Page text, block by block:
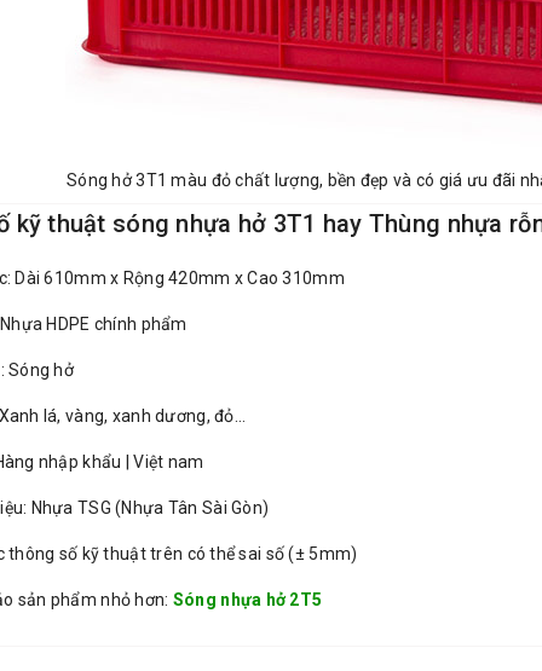
Sóng hở 3T1 màu đỏ chất lượng, bền đẹp và có giá ưu đãi
kỹ thuật sóng nhựa hở 3T1 hay Thùng nhựa
Dài 610mm x Rộng 420mm x Cao 310mm
HDPE chính phẩm
Sóng hở
lá, vàng, xanh dương, đỏ…
nhập khẩu | Việt nam
Nhựa TSG (Nhựa Tân Sài Gòn)
thông số kỹ thuật trên có thể sai số (± 5mm)
sản phẩm nhỏ hơn: Sóng nhựa hở 2T5